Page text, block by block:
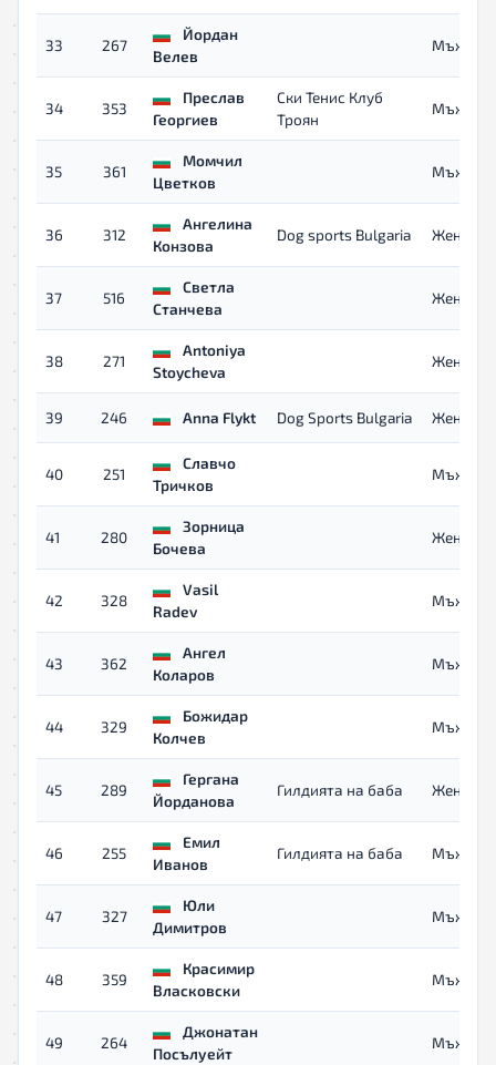
33 267
Йордан
Велев
Мъже
34 353
Преслав
Георгиев
Ски Тенис Клуб
Троян
Мъже
35 361
Момчил
Цветков
Мъже
36 312
Ангелина
Конзова
Dog sports Bulgaria Жени
37 516
Светла
Станчева
Жени
38 271
Antoniya
Stoycheva
Жени
39 246 Anna Flykt Dog Sports Bulgaria Жени
40 251
Славчо
Тричков
Мъже
41 280
Зорница
Бочева
Жени
42 328
Vasil
Radev
Мъже
43 362
Ангел
Коларов
Мъже
44 329
Божидар
Колчев
Мъже
45 289
Гергана
Йорданова
Гилдията на баба Жени
46 255
Емил
Иванов
Гилдията на баба Мъже
47 327
Юли
Димитров
Мъже
48 359
Красимир
Власковски
Мъже
49 264
Джонатан
Посълуейт
Мъже